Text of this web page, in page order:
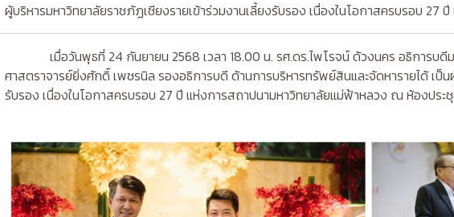
ผู้บริหารมหาวิทยาลัยราชภัฏเชียงรายเข้าร่วมงานเลี้ยงรับรอง เนื่องในโอกาสครบรอบ 27
เมื่อวันพุธที่ 24 กันยายน 2568 เวลา 18.00 น. รศ.ดร.ไพโรจน์ ด้วงนคร อธิการบดีม
ศาสตราจารย์ยิ่งศักดิ์ เพชรนิล รองอธิการบดี ด้านการบริหารทรัพย์สินและจัดหารายได้ เป็
รับรอง เนื่องในโอกาสครบรอบ 27 ปี แห่งการสถาปนามหาวิทยาลัยแม่ฟ้าหลวง ณ ห้องประ